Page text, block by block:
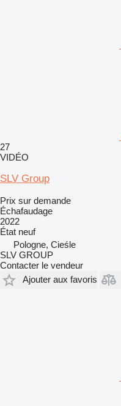
27
VIDÉO
SLV Group
Prix sur demande
Échafaudage
2022
État neuf
Pologne, Cieśle
SLV GROUP
Contacter le vendeur
Ajouter aux favoris